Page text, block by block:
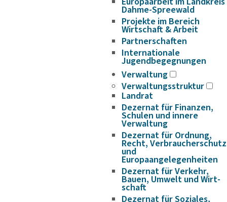
Dahme-Spreewald
Projekte im Bereich
Wirtschaft & Arbeit
Partnerschaften
Internationale
Jugendbegegnungen
Verwaltung
Verwaltungsstruktur
Landrat
Dezernat für Finanzen,
Schulen und innere
Verwaltung
Dezernat für Ordnung,
Recht, Verbraucherschutz
und
Europaangelegenheiten
Dezernat für Verkehr,
Bauen, Umwelt und Wirt­
schaft
Dezernat für Soziales,